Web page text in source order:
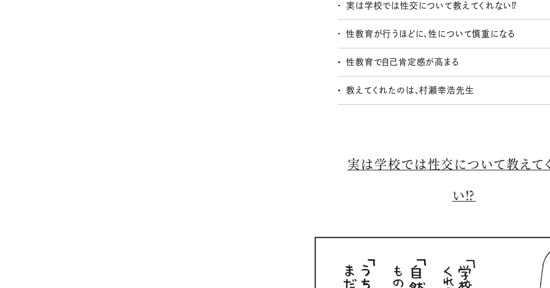
実は学校では性交について教えてくれない⁉
性教育が行うほどに、性について慎重になる
性教育で自己肯定感が高まる
教えてくれたのは、村瀬幸浩先生
実は学校では性交について教えて
い⁉